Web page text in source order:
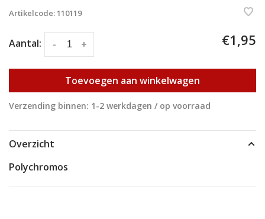
Artikelcode:110119
Aantal: +
- €1,95
Toevoegen aan winkelwagen
Verzending binnen: 1-2 werkdagen / op voorraad
Overzicht
Polychromos